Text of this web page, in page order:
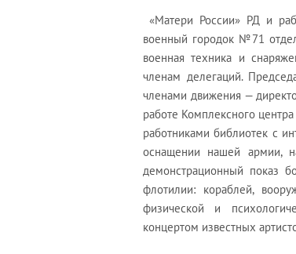
«Матери России» РД и
военный городок №71
военная техника и
членам делегаций.
членами движения —
работе Комплексного
работниками библиотек с
оснащении нашей армии,
демонстрационный показ
флотилии: кораблей,
физической и
концертом известных